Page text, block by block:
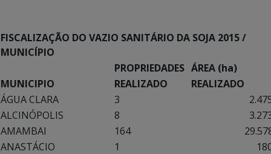
FISCALIZAÇÃO DO VAZIO SANITÁRIO DA SOJA 2015 /
MUNICÍPIO
PROPRIEDADES ÁREA (ha)
MUNICIPIO
REALIZADO
REALIZADO
ÁGUA CLARA
3
ALCINÓPOLIS
8
AMAMBAI
164
ANASTÁCIO
1